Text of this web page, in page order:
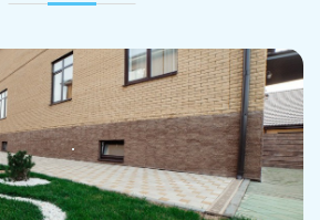
Озерск
Миасс
Магнитогорск